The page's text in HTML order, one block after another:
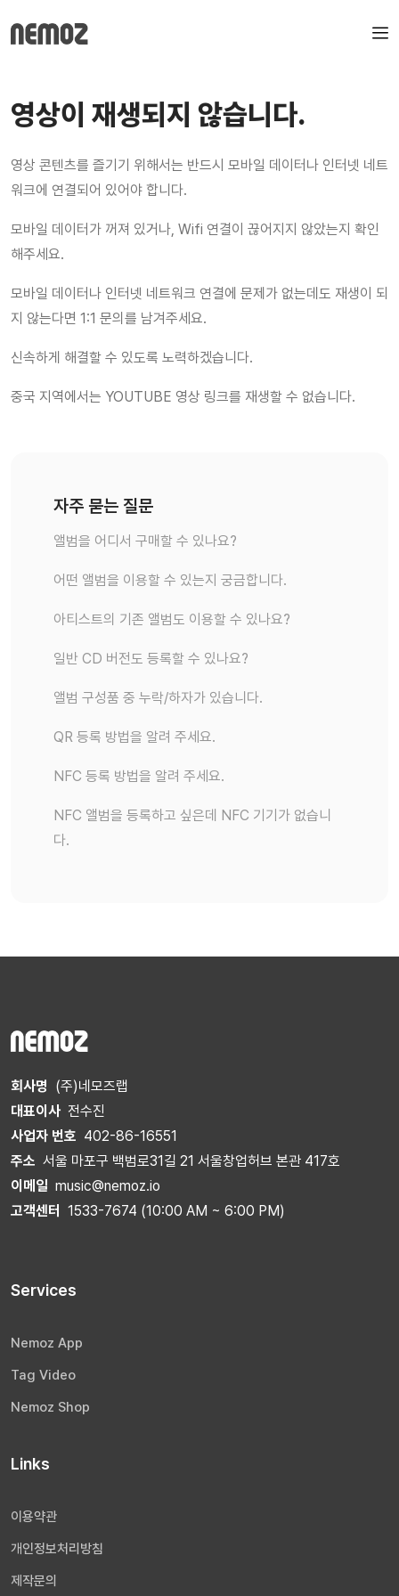
영상이 재생되지 않습니다.
영상 콘텐츠를 즐기기 위해서는 반드시 모바일 데이터나 인터넷 네트
워크에 연결되어 있어야 합니다.
모바일 데이터가 꺼져 있거나, Wifi 연결이 끊어지지 않았는지 확인
해주세요.
모바일 데이터나 인터넷 네트워크 연결에 문제가 없는데도 재생이 되
지 않는다면 1:1 문의를 남겨주세요.
신속하게 해결할 수 있도록 노력하겠습니다.
중국 지역에서는 YOUTUBE 영상 링크를 재생할 수 없습니다.
자주 묻는 질문
앨범을 어디서 구매할 수 있나요?
어떤 앨범을 이용할 수 있는지 궁금합니다.
아티스트의 기존 앨범도 이용할 수 있나요?
일반 CD 버전도 등록할 수 있나요?
앨범 구성품 중 누락/하자가 있습니다.
QR 등록 방법을 알려 주세요.
NFC 등록 방법을 알려 주세요.
NFC 앨범을 등록하고 싶은데 NFC 기기가 없습니
다.
회사명 (주)네모즈랩
대표이사 전수진
사업자 번호 402-86-16551
주소 서울 마포구 백범로31길 21 서울창업허브 본관 417호
이메일 music@nemoz.io
고객센터
1533-7674 (10:00 AM ~ 6:00 PM)
Services
Nemoz App
Tag Video
Nemoz Shop
Links
이용약관
개인정보처리방침
제작문의